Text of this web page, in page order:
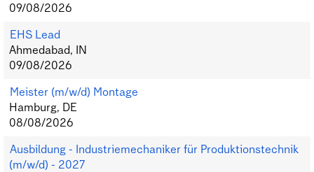
09/08/2026
EHS Lead
Ahmedabad, IN
09/08/2026
Meister (m/w/d) Montage
Hamburg, DE
08/08/2026
Ausbildung - Industriemechaniker für Produktionstechnik
(m/w/d) - 2027